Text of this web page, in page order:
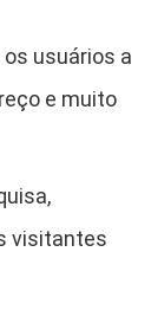
usuários a
e muito
visitantes